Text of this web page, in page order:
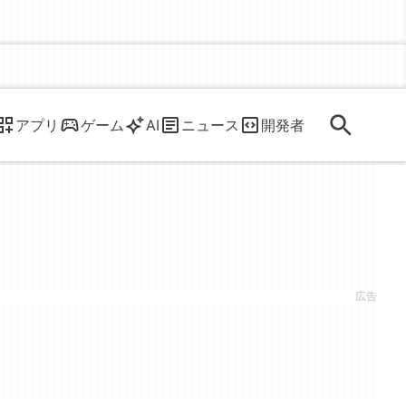
アプリ ゲーム AI ニュース 開発者